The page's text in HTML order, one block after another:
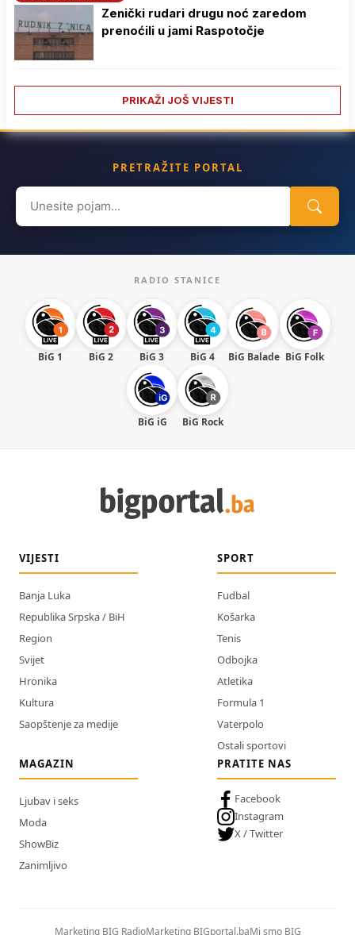
Zenički rudari drugu noć zaredom
prenoćili u jami Raspotočje
PRIKAŽI JOŠ VIJESTI
PRETRAŽITE PORTAL
Search
for:
RADIO STANICE
BiG 1 BiG 2 BiG 3 BiG 4 BiG Balade BiG Folk
BiG iG BiG Rock
VIJESTI
Banja Luka
Republika Srpska / BiH
Region
Svijet
Hronika
Kultura
Saopštenje za medije
SPORT
Fudbal
Košarka
Tenis
Odbojka
Atletika
Formula 1
Vaterpolo
Ostali sportovi
MAGAZIN
Ljubav i seks
Moda
ShowBiz
Zanimljivo
PRATITE NAS
Facebook
Instagram
X / Twitter
Marketing BIG RadioMarketing BIGportal.baMi smo BIG